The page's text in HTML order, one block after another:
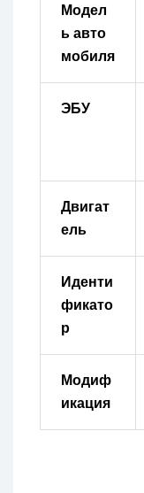
Модел
ь авто
мобиля
ЭБУ
Двигат
ель
Иденти
фикато
р
Модиф
икация